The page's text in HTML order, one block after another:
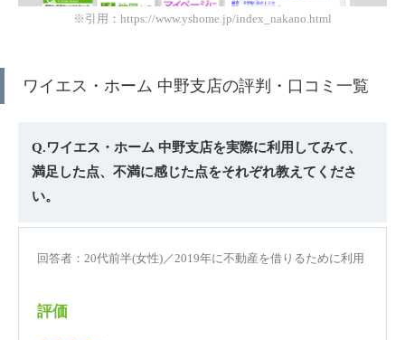
※引用：https://www.yshome.jp/index_nakano.html
ワイエス・ホーム 中野支店の評判・口コミ一覧
Q.ワイエス・ホーム 中野支店を実際に利用してみて、
満足した点、不満に感じた点をそれぞれ教えてくださ
い。
回答者：20代前半(女性)／2019年に不動産を借りるために利用
評価